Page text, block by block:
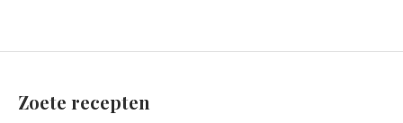
Zoete recepten